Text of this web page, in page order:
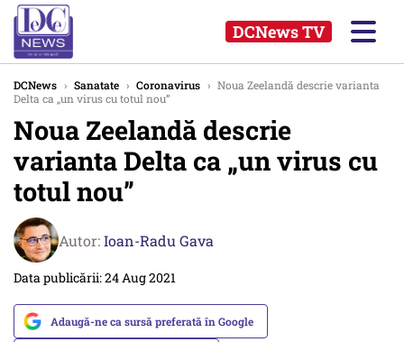
DCNews TV
DCNews › Sanatate › Coronavirus › Noua Zeelandă descrie varianta
Delta ca „un virus cu totul nou”
Noua Zeelandă descrie
varianta Delta ca „un virus cu
totul nou”
Autor:Ioan-Radu Gava
Data publicării: 24 Aug 2021
Adaugă-ne ca sursă preferată în Google